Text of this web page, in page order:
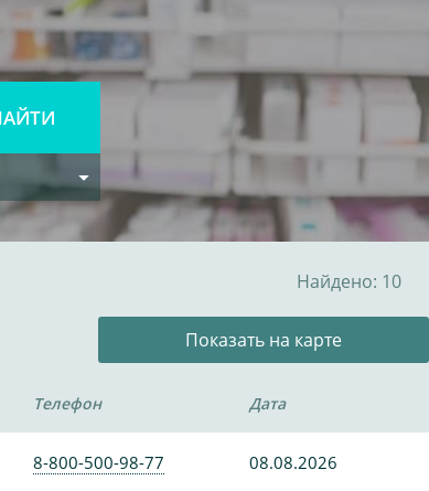
Найдено: 10
Показать на карте
Телефон Дата
8-800-500-98-77 08.08.2026